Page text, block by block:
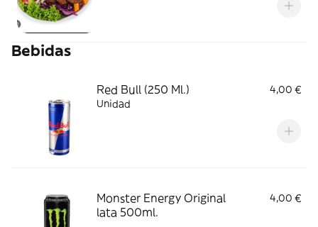
Bebidas
Red Bull (250 Ml.)
4,00 €
Unidad
Monster Energy Original
lata 500ml.
4,00 €